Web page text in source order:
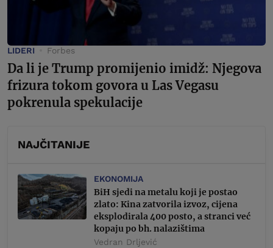
LIDERI Forbes
Da li je Trump promijenio imidž: Njegova
frizura tokom govora u Las Vegasu
pokrenula spekulacije
NAJČITANIJE
EKONOMIJA
BiH sjedi na metalu koji je postao
zlato: Kina zatvorila izvoz, cijena
eksplodirala 400 posto, a stranci već
kopaju po bh. nalazištima
Vedran Drljević